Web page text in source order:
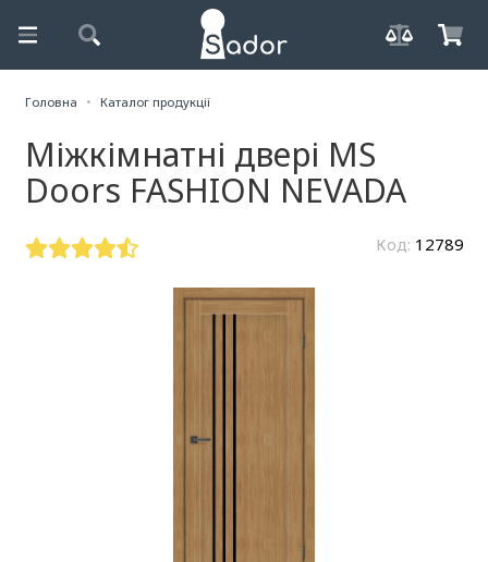
Головна Каталог продукції
Міжкімнатні двері MS
Doors FASHION NEVADA
Код: 12789